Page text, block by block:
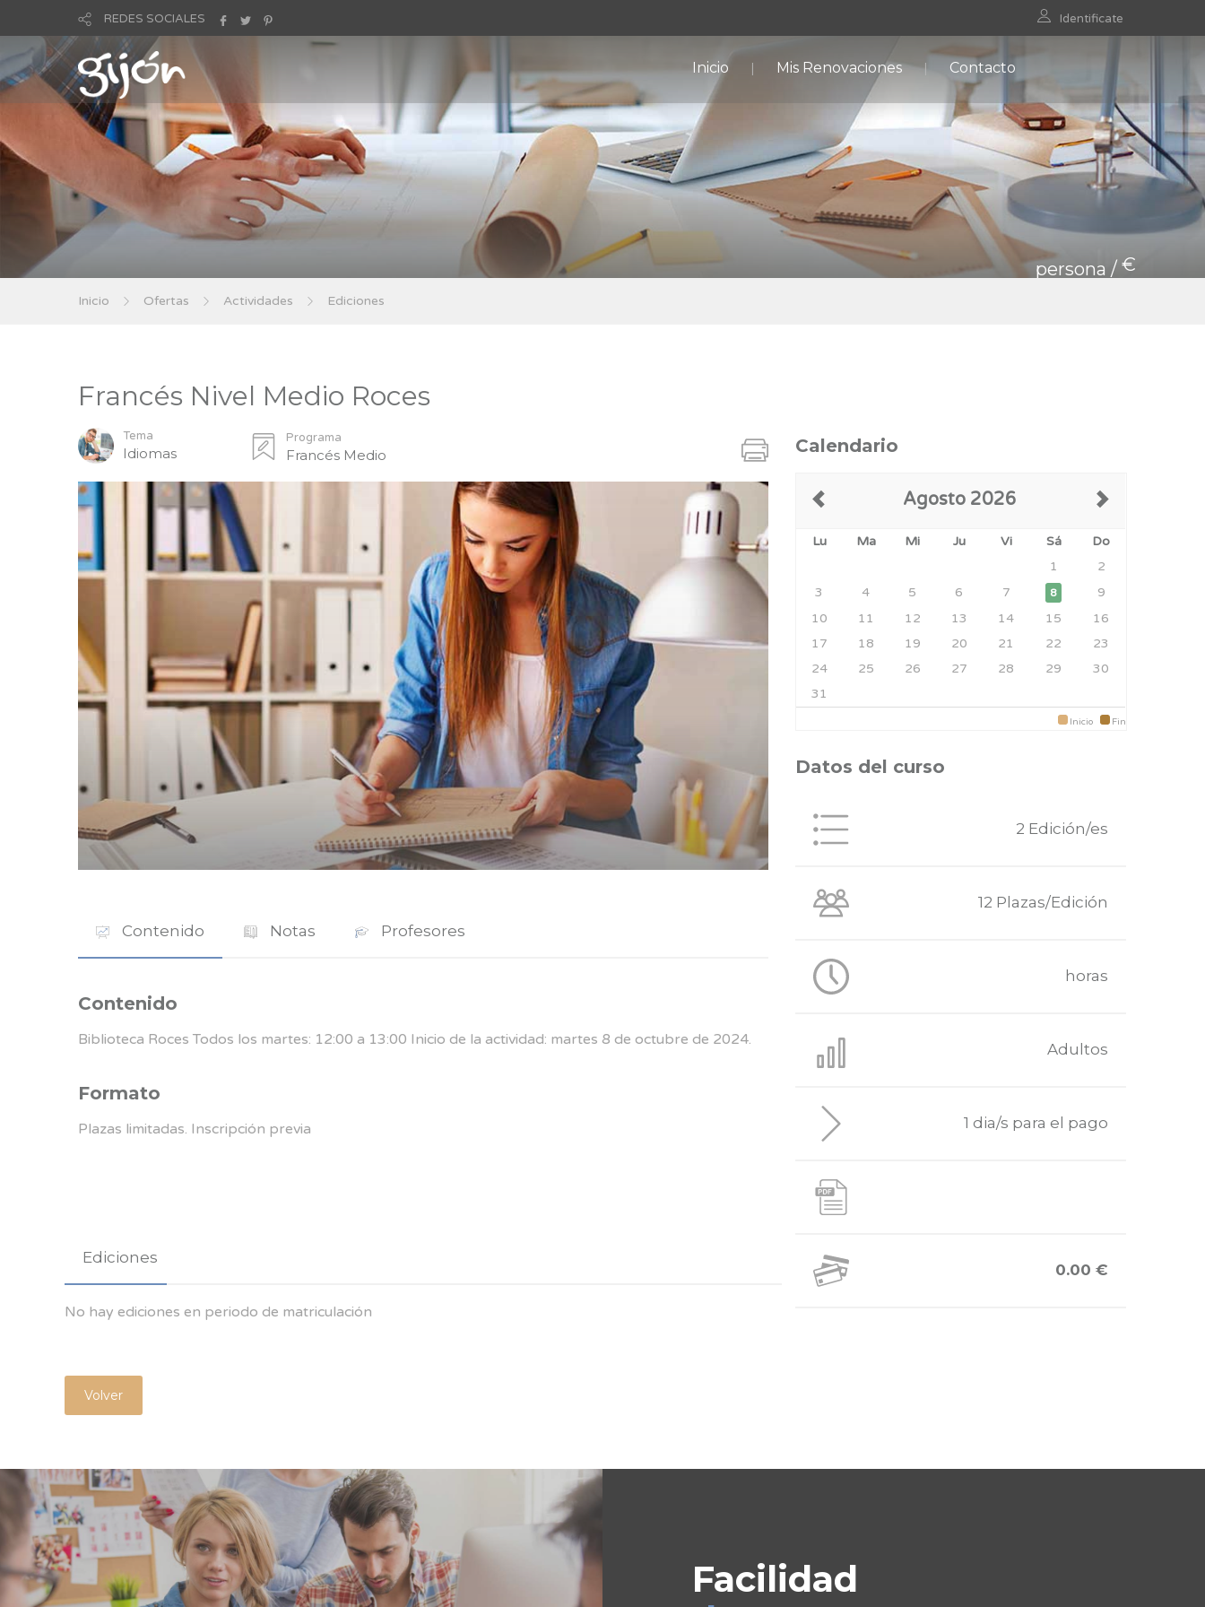
REDES SOCIALES Identificate
Inicio Mis Renovaciones Contacto
persona / €
Inicio Ofertas Actividades Ediciones
Francés Nivel Medio Roces
Tema
Idiomas
Programa
Francés Medio
Contenido Notas Profesores
Contenido
Biblioteca Roces Todos los martes: 12:00 a 13:00 Inicio de la actividad: martes 8 de octubre de 2024.
Formato
Plazas limitadas. Inscripción previa
Ediciones
No hay ediciones en periodo de matriculación
Calendario
Agosto 2026
Lu Ma Mi Ju Vi Sá
Do
1
2
3
4 5 6 7 8
9
10
11 12 13 14 15
16
17
18 19 20 21 22
23
24
25 26 27 28 29
30
31
Inicio Fin
Datos del curso
2 Edición/es
12 Plazas/Edición
horas
Adultos
1 dia/s para el pago
0.00 €
Volver
Facilidad